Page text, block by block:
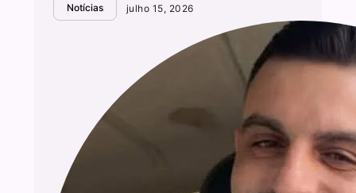
Notícias julho 15, 2026